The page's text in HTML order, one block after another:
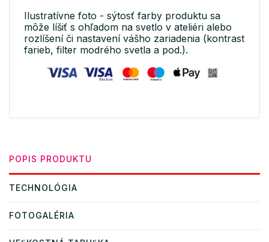
Ilustratívne foto - sýtosť farby produktu sa
môže líšiť s ohľadom na svetlo v ateliéri alebo
rozlíšení či nastavení vášho zariadenia (kontrast
farieb, filter modrého svetla a pod.).
POPIS PRODUKTU
TECHNOLÓGIA
FOTOGALÉRIA